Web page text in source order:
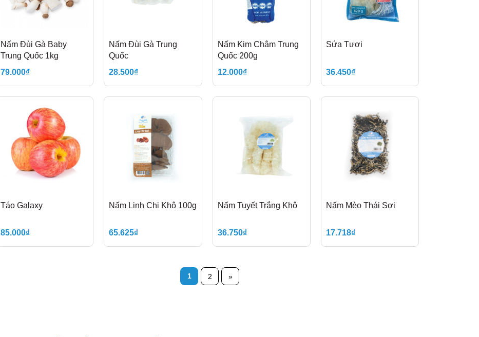
Nấm Đùi Gà Baby
Trung Quốc 1kg
79.000₫
Nấm Đùi Gà Trung
Quốc
28.500₫
Nấm Kim Châm Trung
Quốc 200g
12.000₫
Sứa Tươi
36.450₫
Táo Galaxy
85.000₫
Nấm Linh Chi Khô 100g
65.625₫
Nấm Tuyết Trắng Khô
36.750₫
Nấm Mèo Thái Sợi
17.718₫
1 2 »